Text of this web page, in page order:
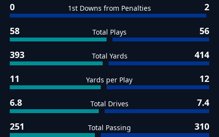
0 1st Downs from Penalties 2
58 Total Plays 56
393 Total Yards 414
11 Yards per Play 12
6.8 Total Drives 7.4
251 Total Passing 310